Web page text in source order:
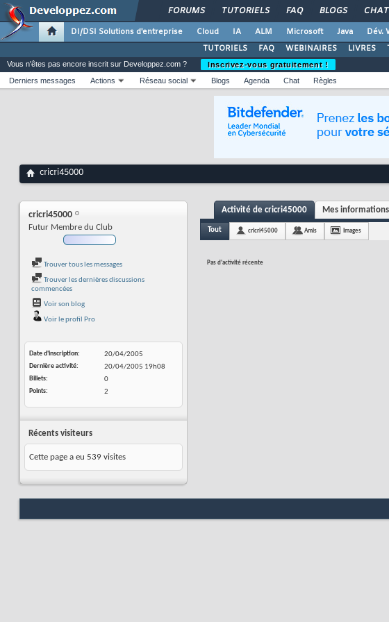
FORUMS TUTORIELS FAQ BLOGS CHAT
DI/DSI Solutions d'entreprise Cloud IA ALM Microsoft Java Dév.
TUTORIELS
FAQ WEBINAIRES LIVRES
Vous n'êtes pas encore inscrit sur Developpez.com ?
Inscrivez-vous gratuitement !
Derniers messages
Actions Réseau social Blogs Agenda Chat Règles
cricri45000
cricri45000
Futur Membre du Club
Trouver tous les messages
Trouver les dernières discussions
commencées
Voir son blog
Voir le profil Pro
Date d'inscription
20/04/2005
Dernière activité
20/04/2005 19h08
Billets
0
Points
2
Récents visiteurs
Cette page a eu 539 visites
Activité de cricri45000 Mes informations
Tout cricri45000 Amis Images
Pas d'activité récente